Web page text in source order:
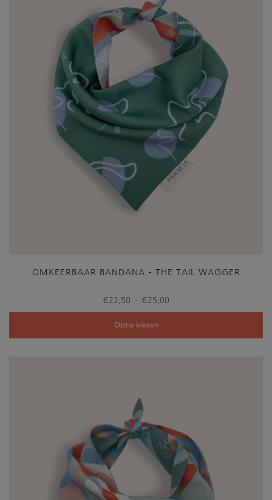
OMKEERBAAR BANDANA – THE TAIL WAGGER
€ 22,50 - € 25,00
€22,50
Optie kiezen